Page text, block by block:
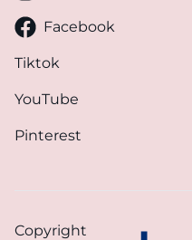
Facebook
Tiktok
YouTube
Pinterest
Copyright